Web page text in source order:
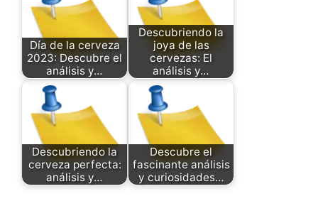
Día de la cerveza
2023: Descubre el
análisis y…
Descubriendo la
joya de las
cervezas: El
análisis y…
Descubriendo la
cerveza perfecta:
análisis y…
Descubre el
fascinante análisis
y curiosidades…